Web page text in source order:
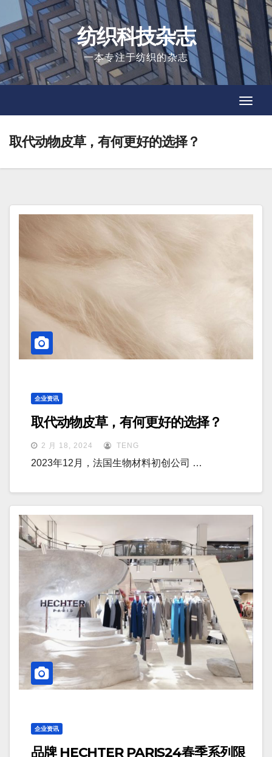
to
content
纺织科技杂志
一本专注于纺织的杂志
取代动物皮草，有何更好的选择？
企业资讯
取代动物皮草，有何更好的选择？
2 月 18, 2024 TENG
2023年12月，法国生物材料初创公司 …
企业资讯
品牌 HECHTER PARIS24春季系列限